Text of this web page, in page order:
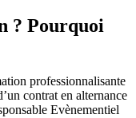
? Pourquoi
professionnalisante
contrat en alternance
Evènementiel